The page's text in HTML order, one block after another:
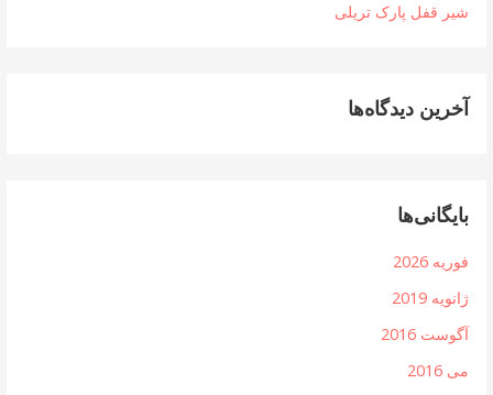
شیر قفل پارک تریلی
آخرین دیدگاه‌ها
بایگانی‌ها
فوریه 2026
ژانویه 2019
آگوست 2016
می 2016